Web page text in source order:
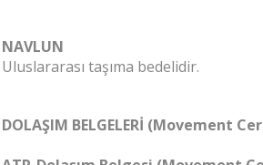
NAVLUN
Uluslararası taşıma bedelidir.
DOLAŞIM BELGELERİ (Movement